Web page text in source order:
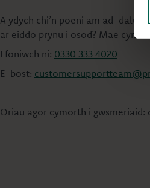
A ydych chi’n poeni am ad-dalu
ar eiddo prynu i osod? Mae
Ffoniwch ni: 0330 333 4020
E-bost:
Oriau agor cymorth i gwsmeriaid: